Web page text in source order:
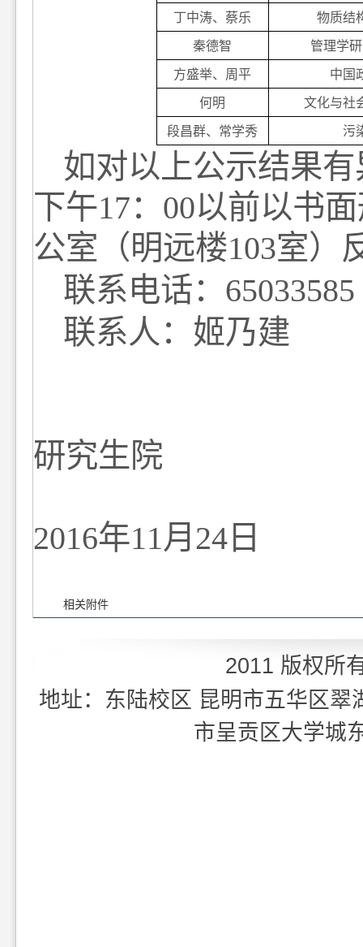
丁中涛、蔡乐 物质结
秦德智 管理学
方盛举、周平 中国
何明 文化与社
段昌群、常学秀 污
如对以上公示结果
下午17： 00以前以书
公室（明远楼103室）
联系电话： 65033585
联系人：姬乃建
研究生院
2016年11月 24 日
相关附件
2011 版权所
地址：东陆校区 昆明市五华区
市呈贡区大学城